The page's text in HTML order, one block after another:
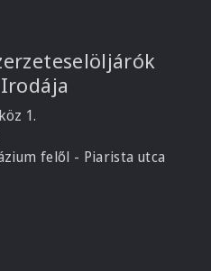
1.
felől - Piarista utca